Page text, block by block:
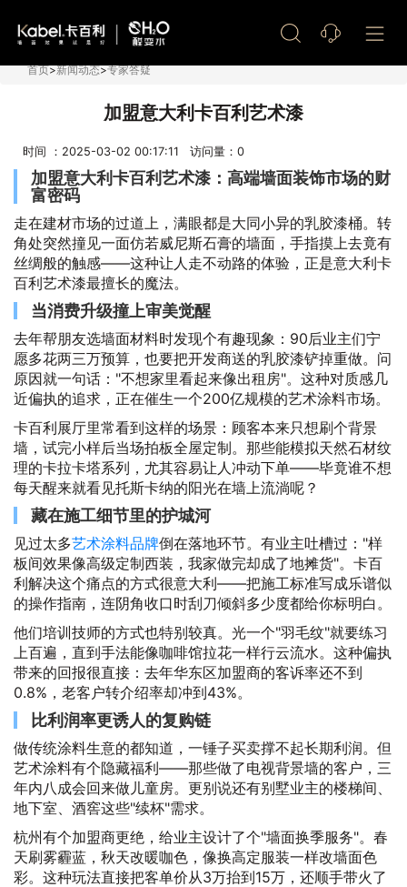
首页>新闻动态>专家答疑
加盟意大利卡百利艺术漆
时间 ：2025-03-02 00:17:11 访问量： 0
加盟意大利卡百利艺术漆：高端墙面装饰市场的财
富密码
走在建材市场的过道上，满眼都是大同小异的乳胶漆桶。转
角处突然撞见一面仿若威尼斯石膏的墙面，手指摸上去竟有
丝绸般的触感——这种让人走不动路的体验，正是意大利卡
百利艺术漆最擅长的魔法。
当消费升级撞上审美觉醒
去年帮朋友选墙面材料时发现个有趣现象：90后业主们宁
愿多花两三万预算，也要把开发商送的乳胶漆铲掉重做。问
原因就一句话："不想家里看起来像出租房"。这种对质感几
近偏执的追求，正在催生一个200亿规模的艺术涂料市场。
卡百利展厅里常看到这样的场景：顾客本来只想刷个背景
墙，试完小样后当场拍板全屋定制。那些能模拟天然石材纹
理的卡拉卡塔系列，尤其容易让人冲动下单——毕竟谁不想
每天醒来就看见托斯卡纳的阳光在墙上流淌呢？
藏在施工细节里的护城河
见过太多艺术涂料品牌倒在落地环节。有业主吐槽过："样
板间效果像高级定制西装，我家做完却成了地摊货"。卡百
利解决这个痛点的方式很意大利——把施工标准写成乐谱似
的操作指南，连阴角收口时刮刀倾斜多少度都给你标明白。
他们培训技师的方式也特别较真。光一个"羽毛纹"就要练习
上百遍，直到手法能像咖啡馆拉花一样行云流水。这种偏执
带来的回报很直接：去年华东区加盟商的客诉率还不到
0.8%，老客户转介绍率却冲到43%。
比利润率更诱人的复购链
做传统涂料生意的都知道，一锤子买卖撑不起长期利润。但
艺术涂料有个隐藏福利——那些做了电视背景墙的客户，三
年内八成会回来做儿童房。更别说还有别墅业主的楼梯间、
地下室、酒窖这些"续杯"需求。
杭州有个加盟商更绝，给业主设计了个"墙面换季服务"。春
天刷雾霾蓝，秋天改暖咖色，像换高定服装一样改墙面色
彩。这种玩法直接把客单价从3万抬到15万，还顺手带火了